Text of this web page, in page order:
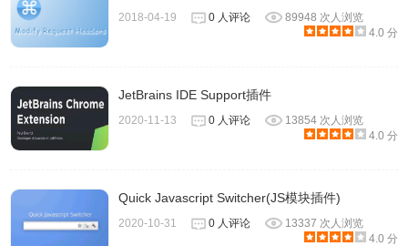
2018-04-19 0 人评论
89948 次人浏览
4.0 分
JetBrains IDE Support插件
2020-11-13 0 人评论
13854 次人浏览
4.0 分
Quick Javascript Switcher(JS模块插件)
2020-10-31 0 人评论
13337 次人浏览
4.0 分